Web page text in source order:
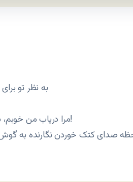
– به نظر تو
– مرا دریاب من خوبم، بلاگم را نمی‌روبم، ز بیکاری ته جوبم، مثال دسته گوشکوبم!